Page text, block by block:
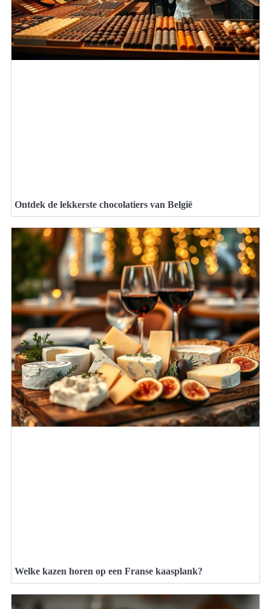
Ontdek de lekkerste chocolatiers van België
Welke kazen horen op een Franse kaasplank?